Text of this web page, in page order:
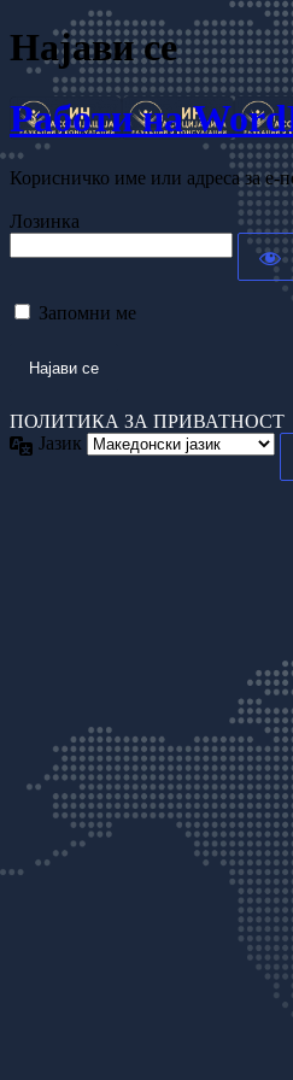
Најави се
Работи на
Корисничко име или адреса за е-
Лозинка
Запомни ме
ПОЛИТИКА ЗА ПРИВАТНОСТ
Јазик